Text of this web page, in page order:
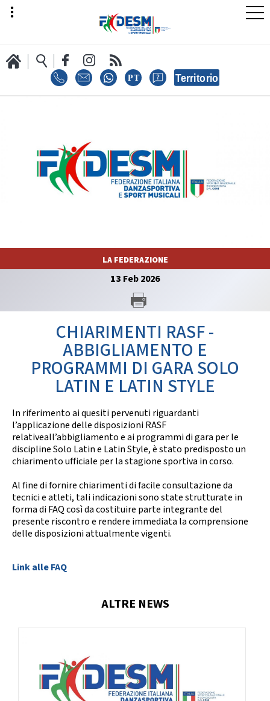
AREA SPORT
GARE
Contatti Discipline
Tesseramento Territorio
Formazione Albo Soci
LA FEDERAZIONE
13 Feb2026
CHIARIMENTI RASF -
ABBIGLIAMENTO E
PROGRAMMI DI GARA SOLO
LATIN E LATIN STYLE
In riferimento ai quesiti pervenuti riguardanti
l’applicazione delle disposizioni RASF
relativeall’abbigliamento e ai programmi di gara per le
discipline Solo Latin e Latin Style, è stato predisposto un
chiarimento ufficiale per la stagione sportiva in corso.
Al fine di fornire chiarimenti di facile consultazione da
tecnici e atleti, tali indicazioni sono state strutturate in
forma di FAQ così da costituire parte integrante del
presente riscontro e rendere immediata la comprensione
delle disposizioni attualmente vigenti.
Link alle FAQ
ALTRE NEWS